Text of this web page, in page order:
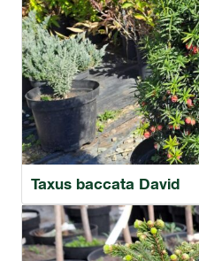
Taxus baccata David